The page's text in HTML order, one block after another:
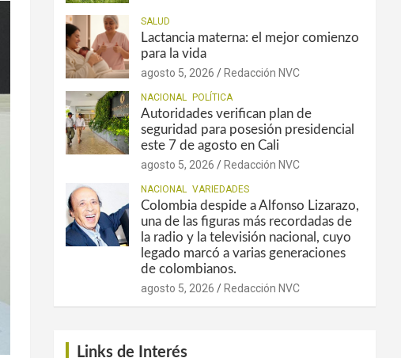
SALUD
Lactancia materna: el mejor comienzo
para la vida
agosto 5, 2026 Redacción NVC
NACIONAL POLÍTICA
Autoridades verifican plan de
seguridad para posesión presidencial
este 7 de agosto en Cali
agosto 5, 2026 Redacción NVC
NACIONAL VARIEDADES
Colombia despide a Alfonso Lizarazo,
una de las figuras más recordadas de
la radio y la televisión nacional, cuyo
legado marcó a varias generaciones
de colombianos.
agosto 5, 2026 Redacción NVC
Links de Interés